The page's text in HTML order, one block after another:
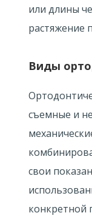
или длины
растяжение
Виды
съемные и
свои
конкретной